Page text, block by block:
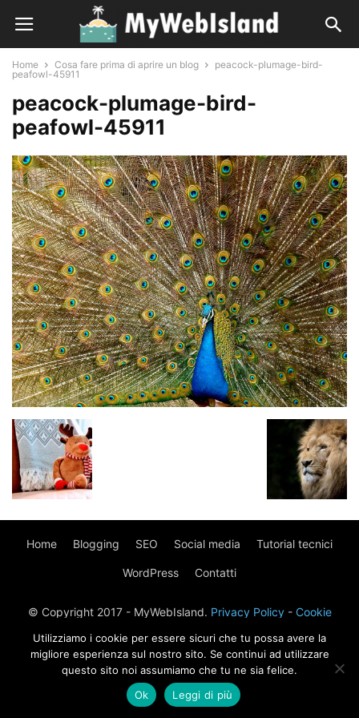
Home Cosa fare prima di aprire un blog
peacock-plumage-bird-
peafowl-45911
peacock-plumage-bird-
peafowl-45911
Home Blogging SEO Social media Tutorial tecnici
WordPress Contatti
© Copyright 2017 - MyWebIsland. Privacy Policy- Cookie
Utilizziamo i cookie per essere sicuri che tu possa avere la
migliore esperienza sul nostro sito. Se continui ad utilizzare
questo sito noi assumiamo che tu ne sia felice.
Ok
Leggi di più